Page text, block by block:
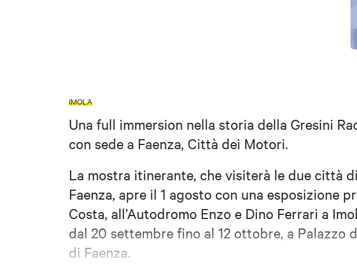
IMOLA
Una full immersion nella storia della Gresini
con sede a Faenza, Città dei Motori.
La mostra itinerante, che visiterà le due città
Faenza, apre il 1 agosto con una esposizione
Costa, all’Autodromo Enzo e Dino Ferrari a
dal 20 settembre fino al 12 ottobre, a Palazzo
di Faenza.